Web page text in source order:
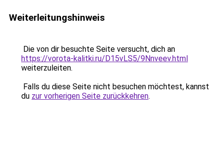
Weiterleitungshinweis
Die von dir besuchte Seite versucht, dich an
https://vorota-kalitki.ru/D15vLS5/9Nnveev.html
weiterzuleiten.
Falls du diese Seite nicht besuchen möchtest, kannst
du zur vorherigen Seite zurückkehren.